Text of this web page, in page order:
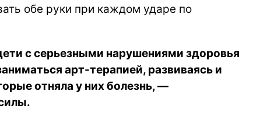
обе руки при каждом ударе по
с серьезными нарушениями здоровья
арт-терапией, развиваясь и
отняла у них болезнь, —